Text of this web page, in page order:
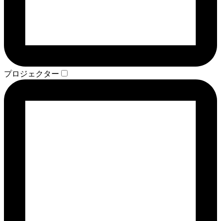
プロジェクター